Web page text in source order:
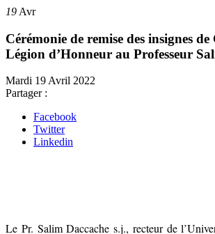
19 Avr
Cérémonie de remise des insignes
Légion d’Honneur au Professeur
Mardi 19 Avril 2022
Partager :
Facebook
Twitter
Linkedin
Le Pr. Salim Daccache s.j., recteur de